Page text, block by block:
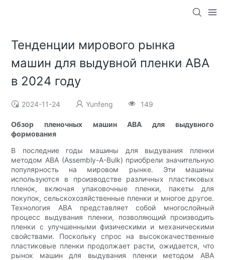
Тенденции мирового рынка
машин для выдувной пленки ABA
в 2024 году
2024-11-24 Yunfeng 149
Обзор пленочных машин ABA для выдувного
формования
В последние годы машины для выдувания пленки
методом ABA (Assembly-A-Bulk) приобрели значительную
популярность на мировом рынке. Эти машины
используются в производстве различных пластиковых
пленок, включая упаковочные пленки, пакеты для
покупок, сельскохозяйственные пленки и многое другое.
Технология ABA представляет собой многослойный
процесс выдувания пленки, позволяющий производить
пленки с улучшенными физическими и механическими
свойствами. Поскольку спрос на высококачественные
пластиковые пленки продолжает расти, ожидается, что
рынок машин для выдувания пленки методом ABA